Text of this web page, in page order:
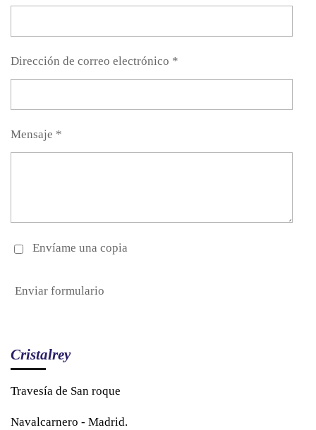
Dirección de correo electrónico *
Mensaje *
Envíame una copia
Enviar formulario
Cristalrey
Travesía de San roque
Navalcarnero - Madrid.